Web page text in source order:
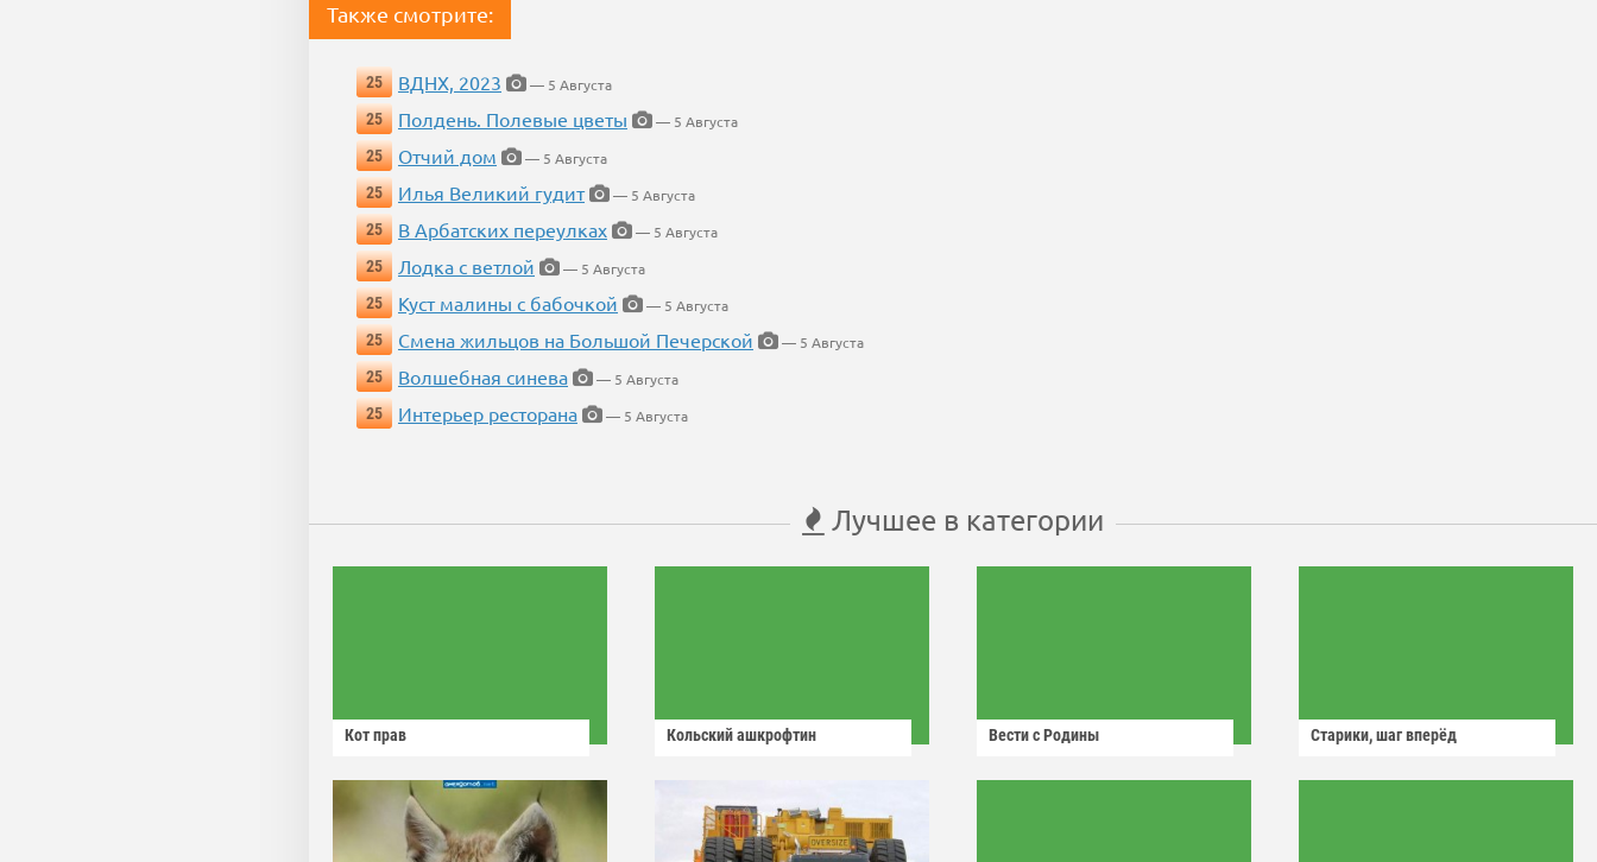
Также смотрите:
25 ВДНХ, 2023
— 5 Августа
25
Полдень. Полевые цветы
— 5 Августа
25
Отчий дом
— 5 Августа
25
Илья Великий гудит
— 5 Августа
25
В Арбатских переулках
— 5 Августа
25
Лодка с ветлой
— 5 Августа
25
Куст малины с бабочкой
— 5 Августа
25
Смена жильцов на Большой Печерской
— 5 Августа
25
Волшебная синева
— 5 Августа
25
Интерьер ресторана — 5 Августа
Лучшее в категории
Кот прав Кольский ашкрофтин Вести с Родины Старики, шаг вперёд